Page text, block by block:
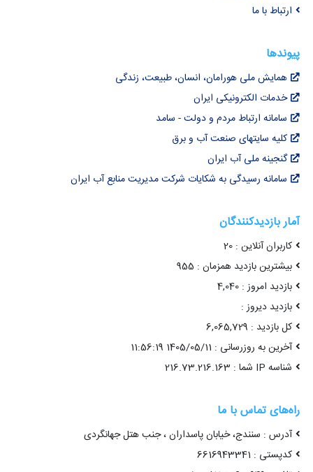
ارتباط با ما
پیوندها
همایش ملی هورامان، انسان، طبیعت، زندگی
خدمات الکترونیکی ایران
سامانه ارتباط مردم و دولت - سامد
کلیه سایتهای صنعت آب و برق
گنجینه ملی آب ایران
سامانه رسیدگی به شکایات شرکت مدیریت منابع آب ایران
آمار بازدیدکنندگان
کاربران آنلاین : 20
بیشترین بازدید همزمان : 955
بازدید امروز : 4,040
بازدید دیروز :
کل بازدید : 6,065,729
آخرین به روزرسانی : 1405/05/11 11:56:19
شناسه IP شما : 216.73.216.163
راه‌های تماس با ما
آدرس : سنندج، خیابان پاسداران ، جنب هتل جهانگردی
کدپستی : 6616943341